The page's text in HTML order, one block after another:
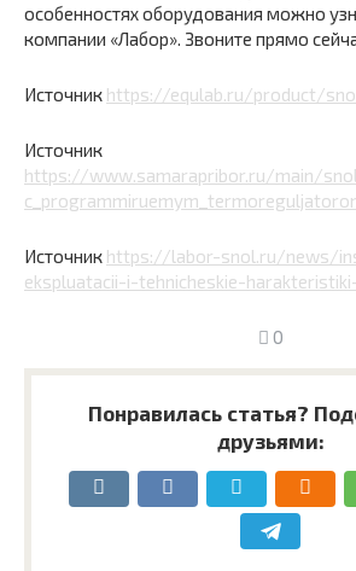
особенностях оборудования можно
компании «Лабор». Звоните прямо
Источник https://equlab.ru/product/
Источник
https://www.samarapribor.ru/main/
Источник https://labor-snol.ru/news/
ekspluatacii-i-tehnicheskie-
0
Понравилась статья?
друзьями: